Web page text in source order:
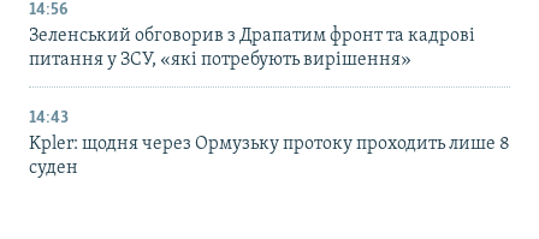
14:56
Зеленський обговорив з Драпатим фронт та кадрові
питання у ЗСУ, «які потребують вирішення»
14:43
Kpler: щодня через Ормузьку протоку проходить лише 8
суден